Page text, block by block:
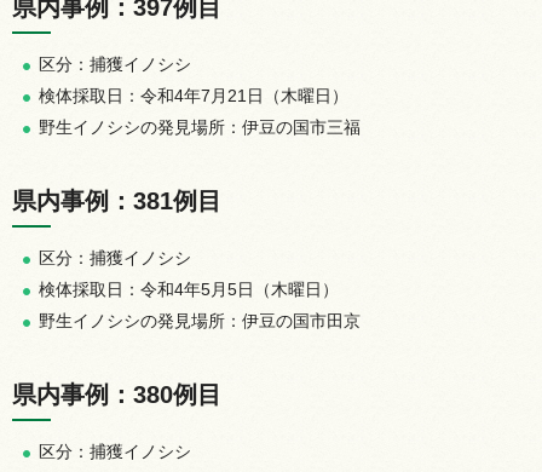
県内事例：397例目
区分：捕獲イノシシ
検体採取日：令和4年7月21日（木曜日）
野生イノシシの発見場所：伊豆の国市三福
県内事例：381例目
区分：捕獲イノシシ
検体採取日：令和4年5月5日（木曜日）
野生イノシシの発見場所：伊豆の国市田京
県内事例：380例目
区分：捕獲イノシシ